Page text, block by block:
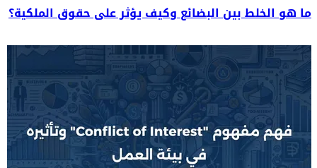
ما هو الخلط بين البضائع وكيف يؤثر على حقوق الملكية؟